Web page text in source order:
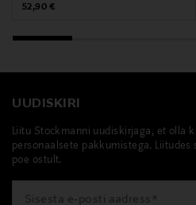
Original Price
52,90 €
UUDISKIRI
Liitu Stockmanni uudiskirjaga, et olla
personaalsete pakkumistega. Liitudes
poe ostult.